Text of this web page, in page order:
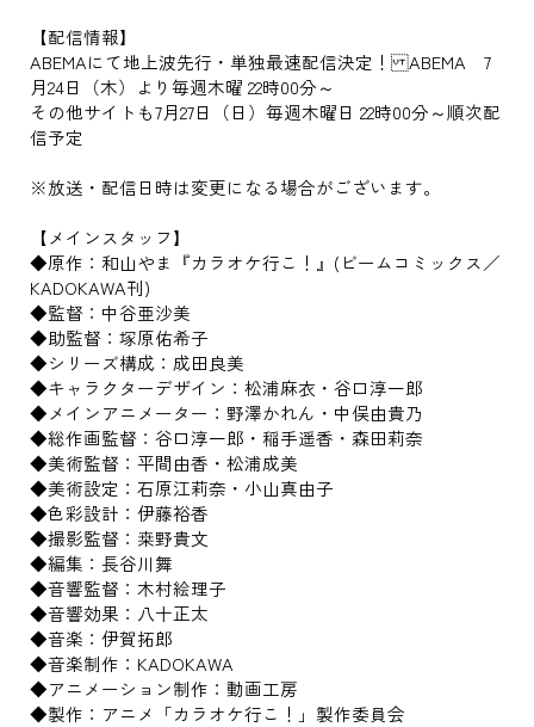
【配信情報】
ABEMAにて地上波先行・単独最速配信決定！ ABEMA 7
月24日（木）より毎週木曜 22時00分～
その他サイトも7月27日（日）毎週木曜日 22時00分～順次配
信予定
※放送・配信日時は変更になる場合がございます。
【メインスタッフ】
◆原作：和山やま『カラオケ行こ！』(ビームコミックス／
KADOKAWA刊)
◆監督：中谷亜沙美
◆助監督：塚原佑希子
◆シリーズ構成：成田良美
◆キャラクターデザイン：松浦麻衣・谷口淳一郎
◆メインアニメーター：野澤かれん・中俣由貴乃
◆総作画監督：谷口淳一郎・稲手遥香・森田莉奈
◆美術監督：平間由香・松浦成美
◆美術設定：石原江莉奈・小山真由子
◆色彩設計：伊藤裕香
◆撮影監督：桒野貴文
◆編集：長谷川舞
◆音響監督：木村絵理子
◆音響効果：八十正太
◆音楽：伊賀拓郎
◆音楽制作：KADOKAWA
◆アニメーション制作：動画工房
◆製作：アニメ「カラオケ行こ！」製作委員会